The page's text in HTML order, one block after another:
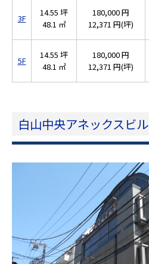
3F
14.55 坪
48.1 ㎡
180,000 円
12,371 円(坪)
5F
14.55 坪
48.1 ㎡
180,000 円
12,371 円(坪)
白山中央アネックスビル